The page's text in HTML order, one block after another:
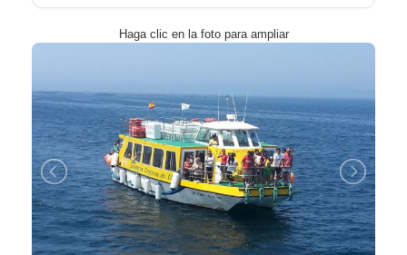
Haga clic en la foto para ampliar